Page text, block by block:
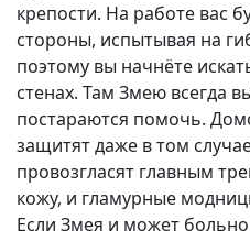
крепости. На работе вас
стороны, испытывая на
поэтому вы начнёте
стенах. Там Змею всегда
постараются помочь.
защитят даже в том
провозгласят главным
кожу, и гламурные
Если Змея и может